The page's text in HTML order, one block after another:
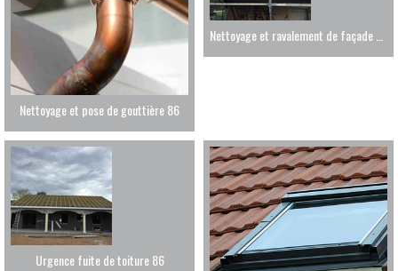
Nettoyage et pose de gouttière 86
Urgence fuite de toiture 86